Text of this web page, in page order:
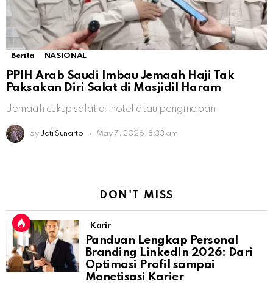
Berita NASIONAL
PPIH Arab Saudi Imbau Jemaah Haji Tak
Paksakan Diri Salat di Masjidil Haram
Jemaah cukup salat di hotel atau penginapan
by Jati Sunarto May 7, 2026, 8:33 am
DON'T MISS
Karir
Panduan Lengkap Personal
Branding LinkedIn 2026: Dari
Optimasi Profil sampai
Monetisasi Karier